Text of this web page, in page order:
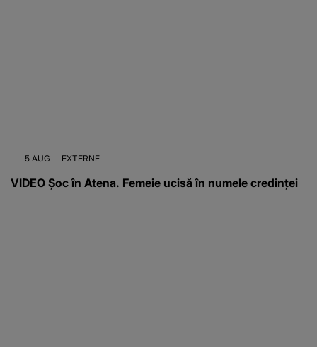
5 AUG EXTERNE
VIDEO Șoc în Atena. Femeie ucisă în numele credinței